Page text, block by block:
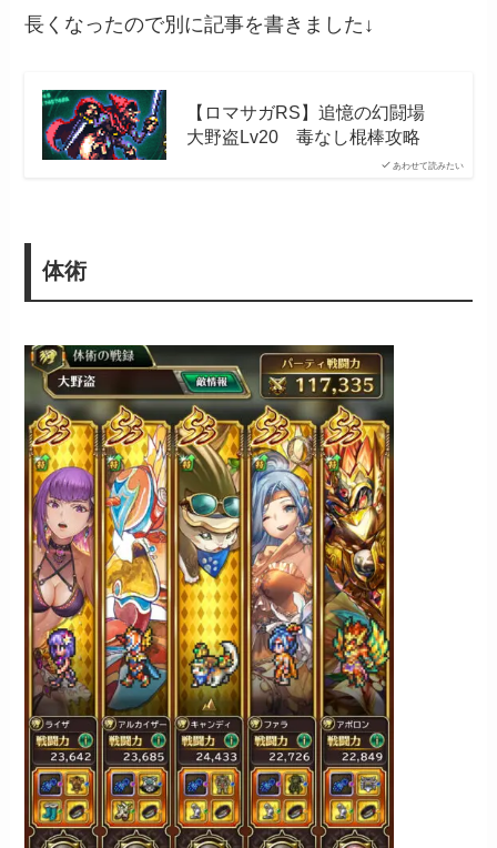
長くなったので別に記事を書きました↓
あわせて読みたい
【ロマサガRS】追憶の幻闘場
大野盗Lv20 毒なし棍棒攻略
体術